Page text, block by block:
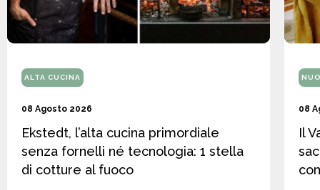
ALTA CUCINA
08 Agosto 2026
Ekstedt, l’alta cucina primordiale
senza fornelli né tecnologia: 1 stella
di cotture al fuoco
08
Il